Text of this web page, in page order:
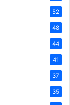
52
48
44
41
37
35